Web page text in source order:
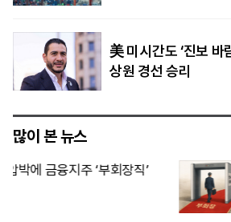
美 미시간도 ‘진보
상원 경선 승리
많이 본 뉴스
1
태풍 ‘돌핀’에 LCC 긴장…휴가철 단거